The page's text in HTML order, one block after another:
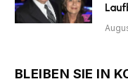
BLEIBEN SIE IN